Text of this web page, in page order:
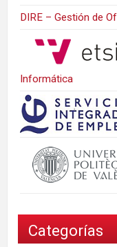
DIRE – Gestión de
Informática
Categorías